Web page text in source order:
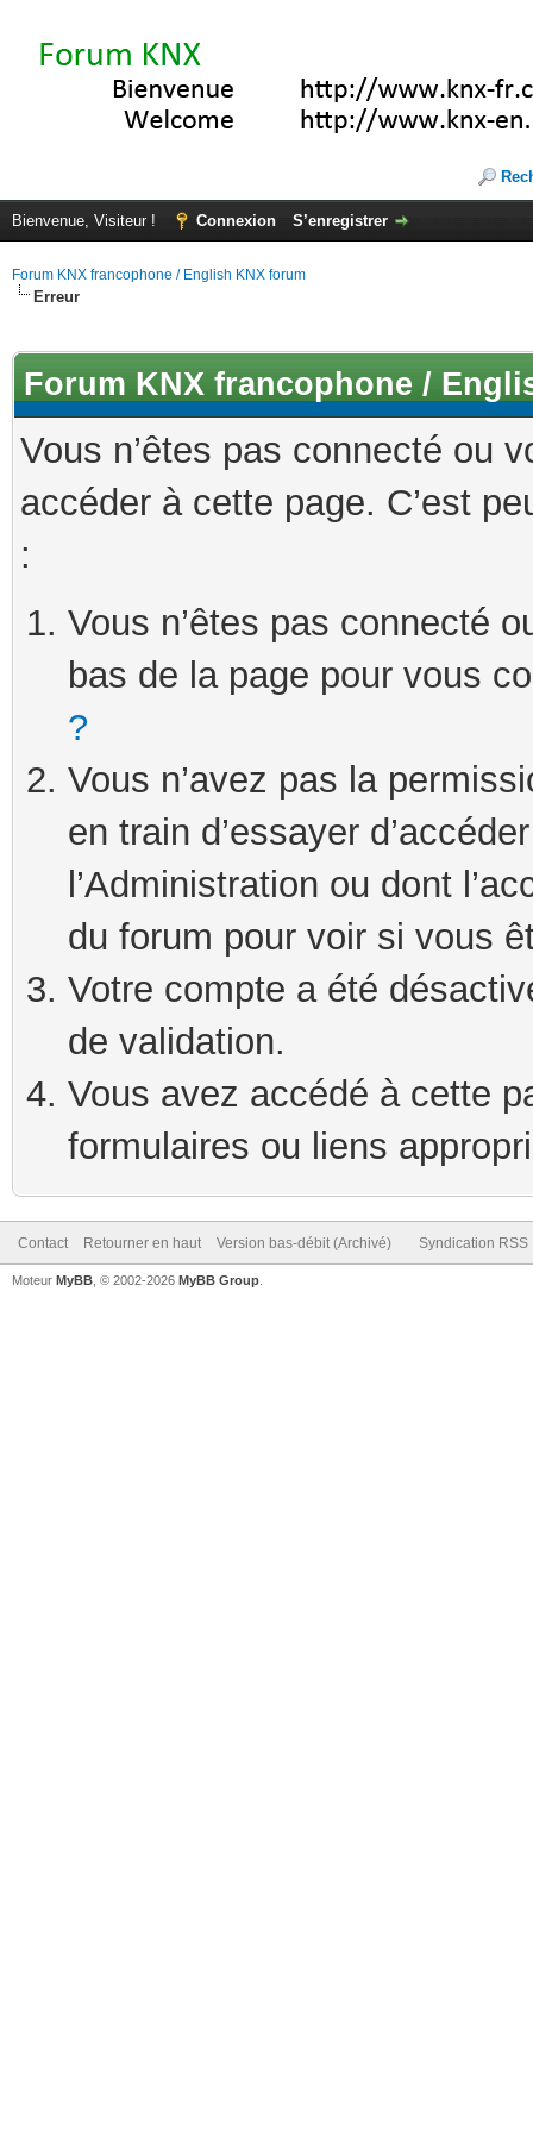
Bienvenue, Visiteur ! Connexion S’enregistrer
Forum KNX francophone / English KNX forum
Erreur
Forum KNX francophone /
Vous n’êtes pas connecté ou
accéder à cette page. C’est
:
Vous n’êtes pas connecté
bas de la page pour vous
?
Vous n’avez pas la
en train d’essayer
l’Administration ou dont
du forum pour voir si vous
Votre compte a été
de validation.
Vous avez accédé à cette
formulaires ou liens
Contact Retourner en haut Version bas-débit (Archivé) Syndication RSS
Moteur MyBB , © 2002-2026 MyBB Group